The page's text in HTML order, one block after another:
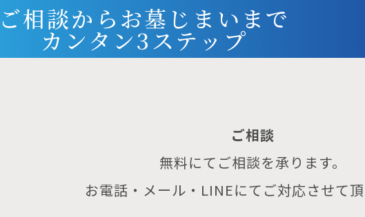
ご相談からお墓じまいまで
カンタン3ステップ
ご相談
無料にてご相談を承ります。
お電話・メール・LINEにてご対応させて頂